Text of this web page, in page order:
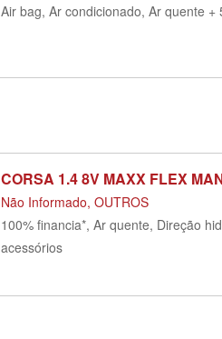
Air bag, Ar condicionado, Ar quente +
CORSA 1.4 8V MAXX FLEX
Não Informado, OUTROS
100% financia*, Ar quente, Direção
acessórios